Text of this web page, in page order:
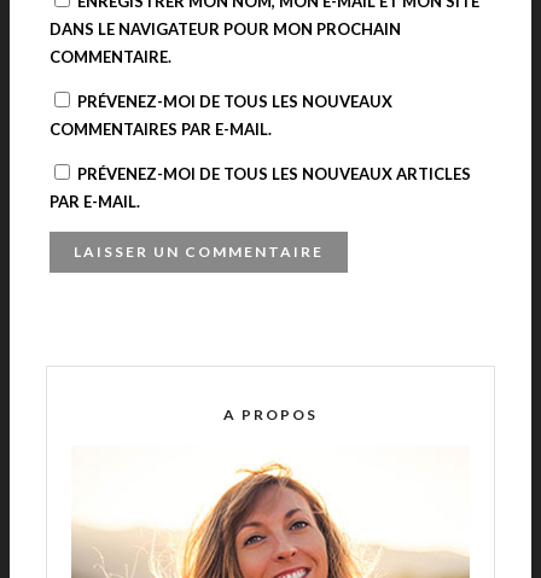
DANS LE NAVIGATEUR POUR MON PROCHAIN
COMMENTAIRE.
PRÉVENEZ-MOI DE TOUS LES NOUVEAUX
COMMENTAIRES PAR E-MAIL.
PRÉVENEZ-MOI DE TOUS LES NOUVEAUX ARTICLES
PAR E-MAIL.
A PROPOS